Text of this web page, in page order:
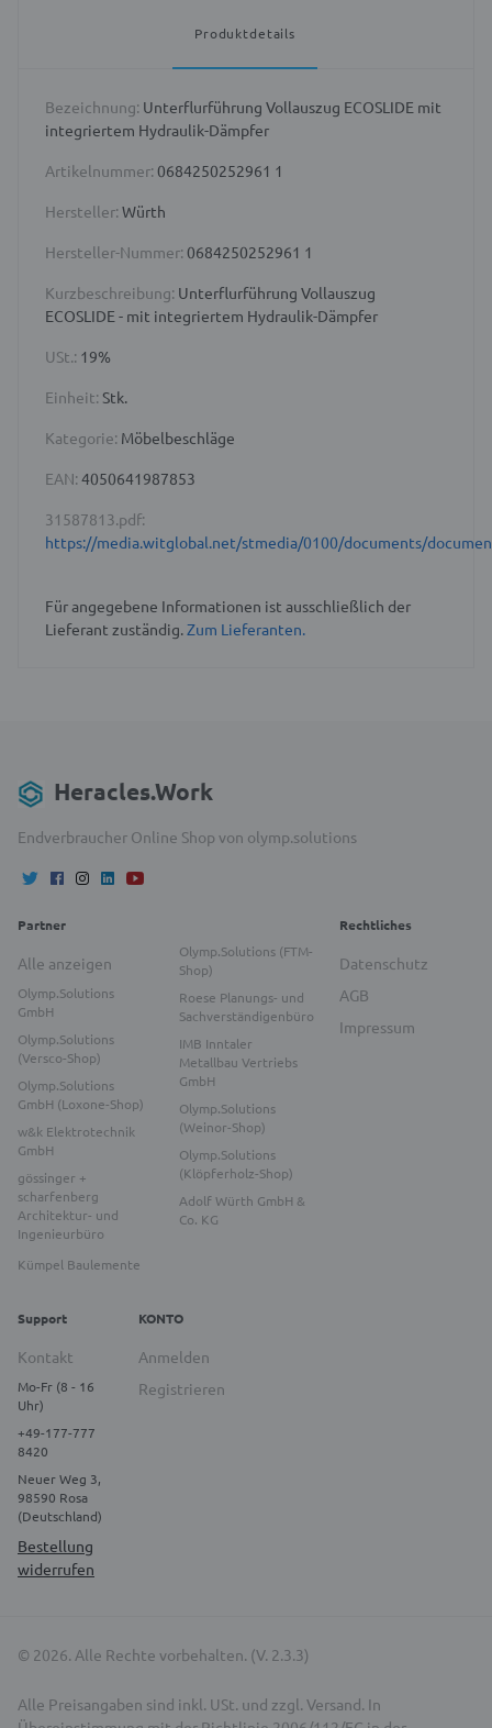
Produktdetails
Bezeichnung: Unterflurführung Vollauszug ECOSLIDE mit
integriertem Hydraulik-Dämpfer
Artikelnummer: 0684250252961 1
Hersteller: Würth
Hersteller-Nummer: 0684250252961 1
Kurzbeschreibung: Unterflurführung Vollauszug
ECOSLIDE - mit integriertem Hydraulik-Dämpfer
USt.: 19%
Einheit: Stk.
Kategorie: Möbelbeschläge
EAN: 4050641987853
31587813.pdf:
https://media.witglobal.net/stmedia/0100/documents/
Für angegebene Informationen ist ausschließlich der
Lieferant zuständig.Zum Lieferanten.
Heracles.Work
Endverbraucher Online Shop von olymp.solutions
Partner
Alle anzeigen
Olymp.Solutions
GmbH
Olymp.Solutions
(Versco-Shop)
Olymp.Solutions
GmbH (Loxone-Shop)
w&k Elektrotechnik
GmbH
gössinger +
scharfenberg
Architektur- und
Ingenieurbüro
Kümpel Baulemente
Olymp.Solutions (FTM-
Shop)
Roese Planungs- und
Sachverständigenbüro
IMB Inntaler
Metallbau Vertriebs
GmbH
Olymp.Solutions
(Weinor-Shop)
Olymp.Solutions
(Klöpferholz-Shop)
Adolf Würth GmbH &
Co. KG
Rechtliches
Datenschutz
AGB
Impressum
Support
Kontakt
Mo-Fr (8 - 16
Uhr)
+49-177-777
8420
Neuer Weg 3,
98590 Rosa
(Deutschland)
Bestellung
widerrufen
KONTO
Anmelden
Registrieren
© 2026. Alle Rechte vorbehalten. (V. 2.3.3)
Alle Preisangaben sind inkl. USt. und zzgl. Versand. In